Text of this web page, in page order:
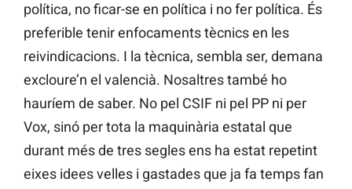
política, no ficar-se en política i no fer política. És
preferible tenir enfocaments tècnics en les
reivindicacions. I la tècnica, sembla ser, demana
excloure’n el valencià. Nosaltres també ho
hauríem de saber. No pel CSIF ni pel PP ni per
Vox, sinó per tota la maquinària estatal que
durant més de tres segles ens ha estat repetint
eixes idees velles i gastades que ja fa temps fan